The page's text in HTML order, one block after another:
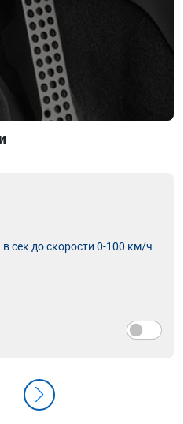
сек до скорости 0-100 км/ч